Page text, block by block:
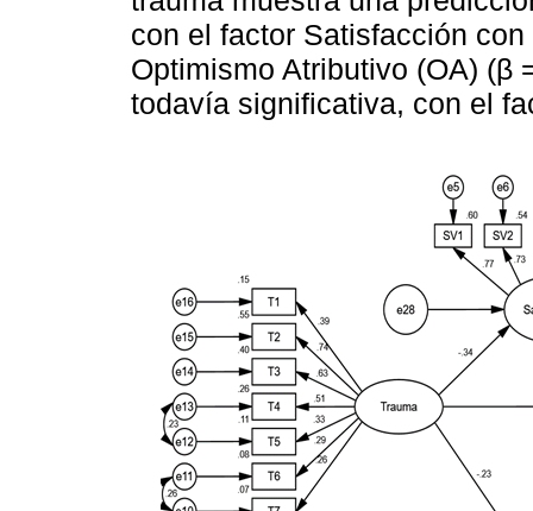
con el factor Satisfacción
Optimismo Atributivo (OA) (β
todavía significativa, con el